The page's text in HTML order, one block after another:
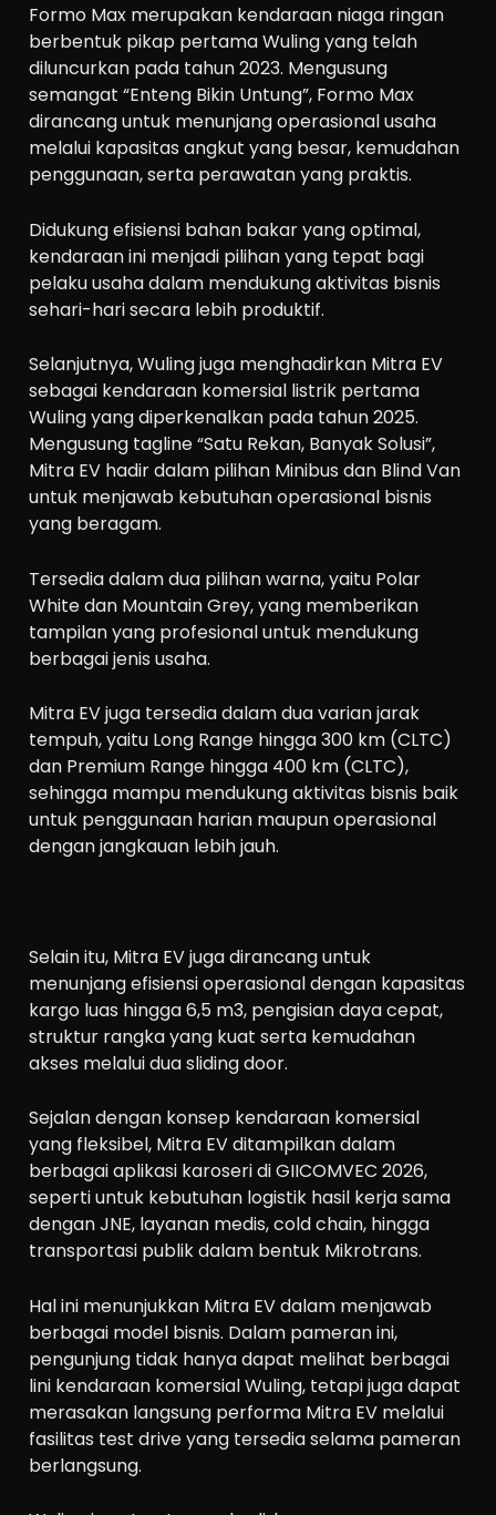
Formo Max merupakan kendaraan niaga ringan
berbentuk pikap pertama Wuling yang telah
diluncurkan pada tahun 2023. Mengusung
semangat “Enteng Bikin Untung”, Formo Max
dirancang untuk menunjang operasional usaha
melalui kapasitas angkut yang besar, kemudahan
penggunaan, serta perawatan yang praktis.
Didukung efisiensi bahan bakar yang optimal,
kendaraan ini menjadi pilihan yang tepat bagi
pelaku usaha dalam mendukung aktivitas bisnis
sehari-hari secara lebih produktif.
Selanjutnya, Wuling juga menghadirkan Mitra EV
sebagai kendaraan komersial listrik pertama
Wuling yang diperkenalkan pada tahun 2025.
Mengusung tagline “Satu Rekan, Banyak Solusi”,
Mitra EV hadir dalam pilihan Minibus dan Blind Van
untuk menjawab kebutuhan operasional bisnis
yang beragam.
Tersedia dalam dua pilihan warna, yaitu Polar
White dan Mountain Grey, yang memberikan
tampilan yang profesional untuk mendukung
berbagai jenis usaha.
Mitra EV juga tersedia dalam dua varian jarak
tempuh, yaitu Long Range hingga 300 km (CLTC)
dan Premium Range hingga 400 km (CLTC),
sehingga mampu mendukung aktivitas bisnis baik
untuk penggunaan harian maupun operasional
dengan jangkauan lebih jauh.
Selain itu, Mitra EV juga dirancang untuk
menunjang efisiensi operasional dengan kapasitas
kargo luas hingga 6,5 m3, pengisian daya cepat,
struktur rangka yang kuat serta kemudahan
akses melalui dua sliding door.
Sejalan dengan konsep kendaraan komersial
yang fleksibel, Mitra EV ditampilkan dalam
berbagai aplikasi karoseri di GIICOMVEC 2026,
seperti untuk kebutuhan logistik hasil kerja sama
dengan JNE, layanan medis, cold chain, hingga
transportasi publik dalam bentuk Mikrotrans.
Hal ini menunjukkan Mitra EV dalam menjawab
berbagai model bisnis. Dalam pameran ini,
pengunjung tidak hanya dapat melihat berbagai
lini kendaraan komersial Wuling, tetapi juga dapat
merasakan langsung performa Mitra EV melalui
fasilitas test drive yang tersedia selama pameran
berlangsung.